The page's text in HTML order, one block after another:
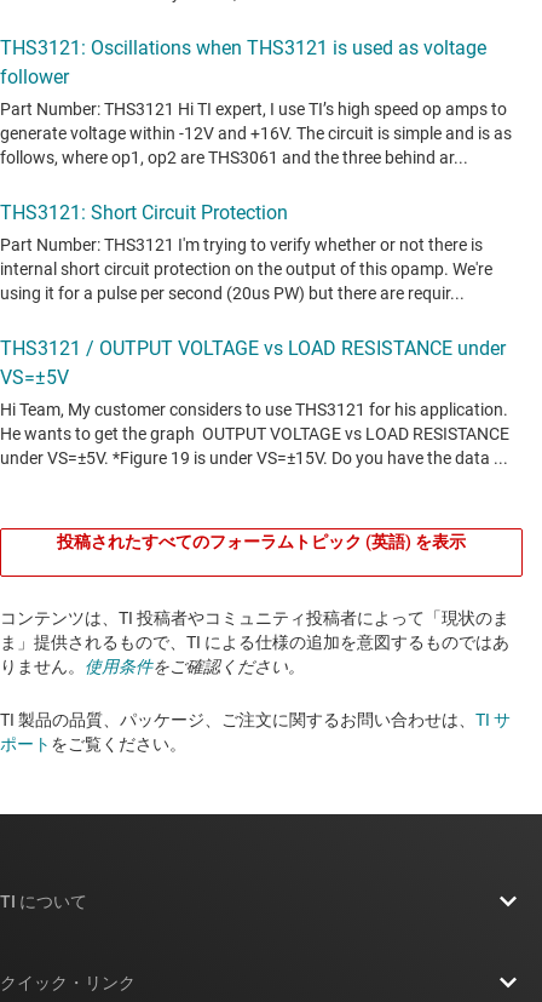
投稿されたすべてのフォーラムトピック (英語) を表示
コンテンツは、TI 投稿者やコミュニティ投稿者によって「現状のま
ま」提供されるもので、TI による仕様の追加を意図するものではあ
りません。 使用条件をご確認ください。
TI 製品の品質、パッケージ、ご注文に関するお問い合わせは、 TI サ
ポート をご覧ください。​​​​​​​​​​​​​​
TI について
クイック・リンク